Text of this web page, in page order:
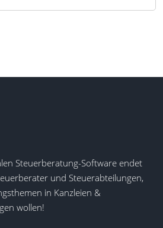
Steuerberatung-Software endet
und Steuerabteilungen,
in Kanzleien &
wollen!